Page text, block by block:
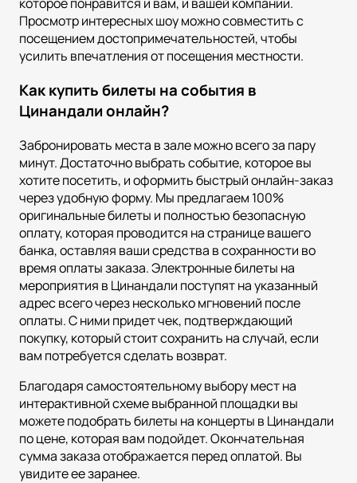
которое понравится и вам, и вашей компании.
Просмотр интересных шоу можно совместить с
посещением достопримечательностей, чтобы
усилить впечатления от посещения местности.
Как купить билеты на события в
Цинандали онлайн?
Забронировать места в зале можно всего за пару
минут. Достаточно выбрать событие, которое вы
хотите посетить, и оформить быстрый онлайн-заказ
через удобную форму. Мы предлагаем 100%
оригинальные билеты и полностью безопасную
оплату, которая проводится на странице вашего
банка, оставляя ваши средства в сохранности во
время оплаты заказа. Электронные билеты на
мероприятия в Цинандали поступят на указанный
адрес всего через несколько мгновений после
оплаты. С ними придет чек, подтверждающий
покупку, который стоит сохранить на случай, если
вам потребуется сделать возврат.
Благодаря самостоятельному выбору мест на
интерактивной схеме выбранной площадки вы
можете подобрать билеты на концерты в Цинандали
по цене, которая вам подойдет. Окончательная
сумма заказа отображается перед оплатой. Вы
увидите ее заранее.